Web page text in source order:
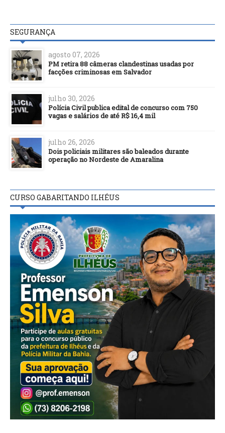
SEGURANÇA
agosto 07, 2026
PM retira 88 câmeras clandestinas usadas por
facções criminosas em Salvador
julho 30, 2026
Polícia Civil publica edital de concurso com 750
vagas e salários de até R$ 16,4 mil
julho 26, 2026
Dois policiais militares são baleados durante
operação no Nordeste de Amaralina
CURSO GABARITANDO ILHÉUS